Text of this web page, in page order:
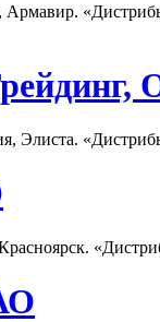
Армавир.
Элиста.